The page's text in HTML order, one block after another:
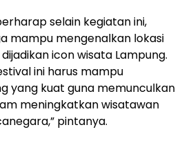
selain kegiatan ini,
mampu mengenalkan lokasi
icon wisata Lampung.
ini harus mampu
yang kuat guna memunculkan
meningkatkan wisatawan
pintanya.